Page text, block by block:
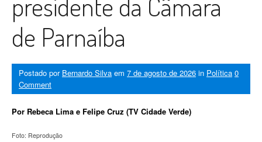
de Parnaíba
Postado por Bernardo Silva em 7 de agosto de 2026 in Política 0
Comment
Por Rebeca Lima e Felipe Cruz (TV Cidade Verde)
Foto: Reprodução